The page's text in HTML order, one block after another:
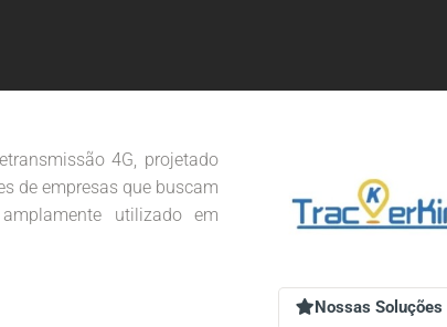
4G, projetado
de empresas que buscam
utilizado em
Nossas Soluções